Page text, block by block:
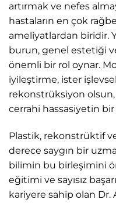
artırmak ve nefes
hastaların en çok
ameliyatlardan biridir.
burun, genel estetiği
önemli bir rol oynar.
iyileştirme, ister
rekonstrüksiyon
cerrahi hassasiyetin bir
Plastik, rekonstrüktif
derece saygın bir
bilimin bu birleşimini
eğitimi ve sayısız
kariyere sahip olan Dr.